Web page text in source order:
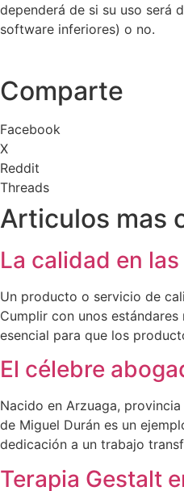
dependerá de si su uso será
software inferiores) o no.
Comparte
Facebook
X
Reddit
Threads
Articulos mas
La calidad en
Un producto o servicio de
Cumplir con unos
esencial para que los
El célebre
Nacido en Arzuaga,
de Miguel Durán es un
dedicación a un trabajo
Terapia Gestalt